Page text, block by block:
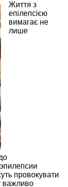
Життя з
епілепсією
вимагає не
лише
провокувати
важливо